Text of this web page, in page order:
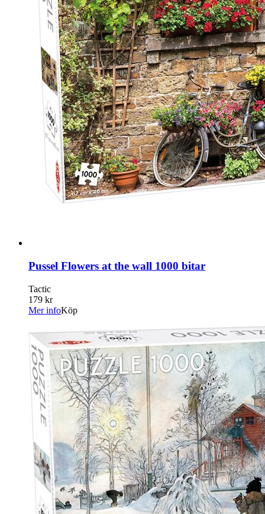
Pussel Flowers at the wall 1000 bitar
Tactic
179 kr
Mer infoKöp